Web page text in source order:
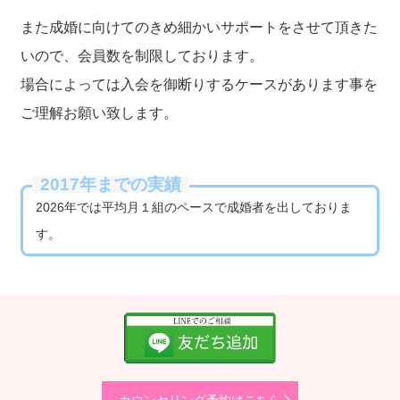
また成婚に向けてのきめ細かいサポートをさせて頂きた
いので、会員数を制限しております。
場合によっては入会を御断りするケースがあります事を
ご理解お願い致します。
2017年までの実績
2026年では平均月１組のペースで成婚者を出しておりま
す。